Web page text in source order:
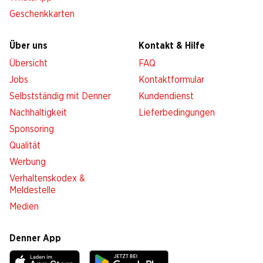
Geschenkkarten
Über uns
Übersicht
Jobs
Selbstständig mit Denner
Nachhaltigkeit
Sponsoring
Qualität
Werbung
Verhaltenskodex &
Meldestelle
Medien
Kontakt & Hilfe
FAQ
Kontaktformular
Kundendienst
Lieferbedingungen
Denner App